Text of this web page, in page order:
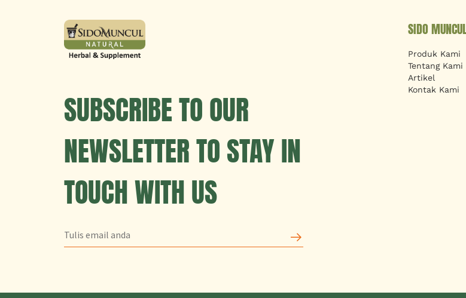
SUBSCRIBE TO OUR
NEWSLETTER TO STAY IN
TOUCH WITH US
SIDO
Produk Kami
Tentang Kami
Artikel
Kontak Kami